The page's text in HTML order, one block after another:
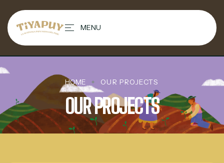
MENU
HOME OUR PROJECTS
OUR PROJECTS